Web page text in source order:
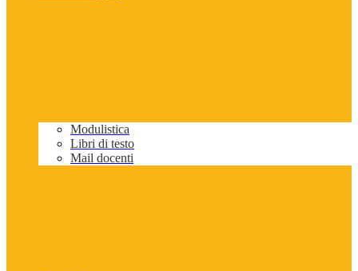
Modulistica
Libri di testo
Mail docenti